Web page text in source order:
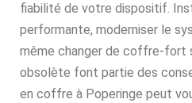
fiabilité de votre dispositif.
performante, moderniser le
même changer de coffre-fort
obsolète font partie des
en coffre à Poperinge peut